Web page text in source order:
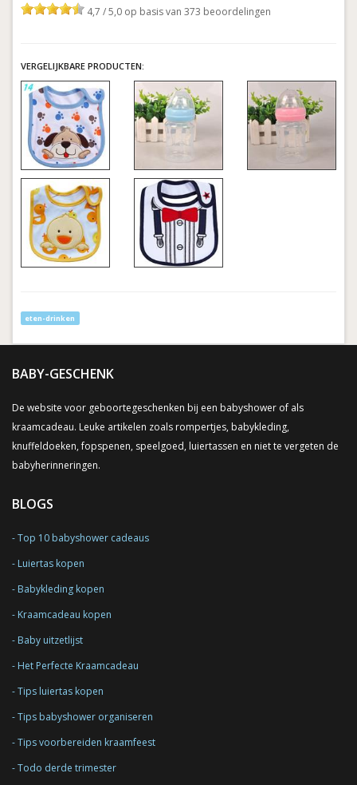
4,7 / 5,0 op basis van 373 beoordelingen
VERGELIJKBARE PRODUCTEN:
eten-drinken
BABY-GESCHENK
De website voor geboortegeschenken bij een babyshower of als
kraamcadeau. Leuke artikelen zoals rompertjes, babykleding,
knuffeldoeken, fopspenen, speelgoed, luiertassen en niet te vergeten de
babyherinneringen.
BLOGS
Top 10 babyshower cadeaus
Luiertas kopen
Babykleding kopen
Kraamcadeau kopen
Baby uitzetlijst
Het Perfecte Kraamcadeau
Tips luiertas kopen
Tips babyshower organiseren
Tips voorbereiden kraamfeest
Todo derde trimester